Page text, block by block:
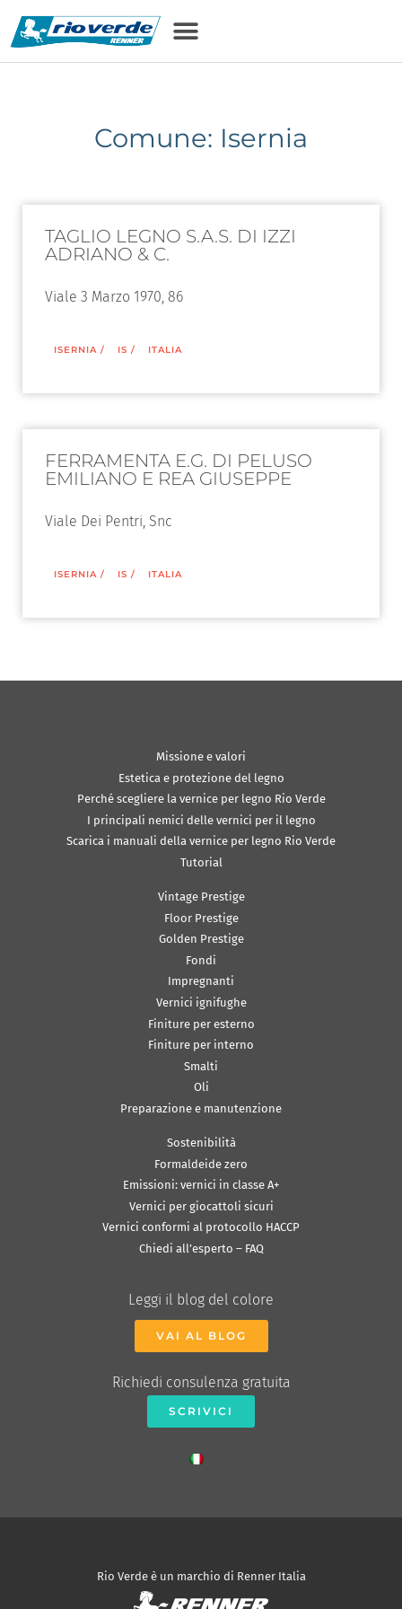
Comune: Isernia
TAGLIO LEGNO S.A.S. DI IZZI
ADRIANO & C.
Viale 3 Marzo 1970, 86
ISERNIA / IS / ITALIA
FERRAMENTA E.G. DI PELUSO
EMILIANO E REA GIUSEPPE
Viale Dei Pentri, Snc
ISERNIA / IS / ITALIA
Missione e valori
Estetica e protezione del legno
Perché scegliere la vernice per legno Rio Verde
I principali nemici delle vernici per il legno
Scarica i manuali della vernice per legno Rio Verde
Tutorial
Vintage Prestige
Floor Prestige
Golden Prestige
Fondi
Impregnanti
Vernici ignifughe
Finiture per esterno
Finiture per interno
Smalti
Oli
Preparazione e manutenzione
Sostenibilità
Formaldeide zero
Emissioni: vernici in classe A+
Vernici per giocattoli sicuri
Vernici conformi al protocollo HACCP
Chiedi all’esperto – FAQ
Leggi il blog del colore
VAI AL BLOG
Richiedi consulenza gratuita
SCRIVICI
Rio Verde è un marchio di Renner Italia